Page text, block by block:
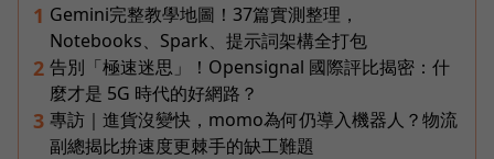
1 Gemini完整教學地圖！37篇實測整理，
Notebooks、Spark、提示詞架構全打包
2 告別「極速迷思」！Opensignal 國際評比揭密：什
麼才是 5G 時代的好網路？
3 專訪｜進貨沒變快，momo為何仍導入機器人？物流
副總揭比拚速度更棘手的缺工難題